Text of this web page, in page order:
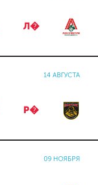
Л�
14 АВГУСТА
Р�
09 НОЯБРЯ